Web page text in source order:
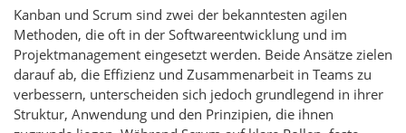
Kanban und Scrum sind zwei der bekanntesten agilen
Methoden, die oft in der Softwareentwicklung und im
Projektmanagement eingesetzt werden. Beide Ansätze zielen
darauf ab, die Effizienz und Zusammenarbeit in Teams zu
verbessern, unterscheiden sich jedoch grundlegend in ihrer
Struktur, Anwendung und den Prinzipien, die ihnen